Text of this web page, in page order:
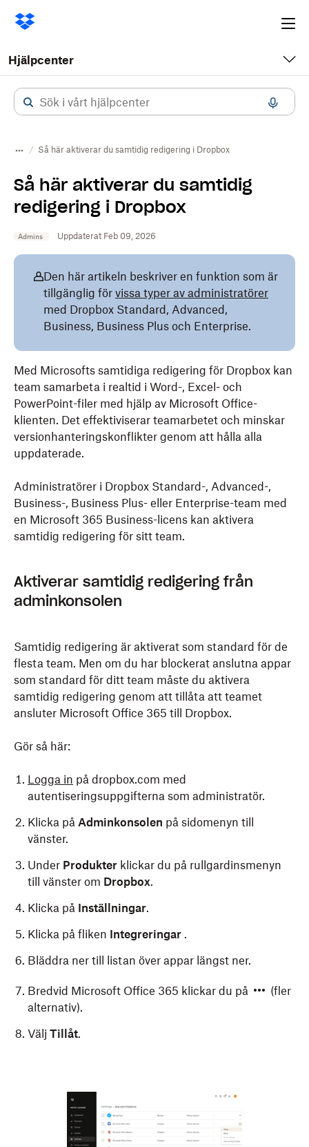
Hjälpcenter
Så här aktiverar du samtidig redigering i Dropbox
Så här aktiverar du samtidig
redigering i Dropbox
Admins Uppdaterat Feb 09, 2026
Den här artikeln beskriver en funktion som är
tillgänglig för vissa typer av administratörer
med Dropbox Standard, Advanced,
Business, Business Plus och Enterprise.
Med Microsofts samtidiga redigering för Dropbox kan
team samarbeta i realtid i Word-, Excel- och
PowerPoint-filer med hjälp av Microsoft Office-
klienten. Det effektiviserar teamarbetet och minskar
versionhanteringskonflikter genom att hålla alla
uppdaterade.
Administratörer i Dropbox Standard-, Advanced-,
Business-, Business Plus- eller Enterprise-team med
en Microsoft 365 Business-licens kan aktivera
samtidig redigering för sitt team.
Aktiverar samtidig redigering från
adminkonsolen
Samtidig redigering är aktiverat som standard för de
flesta team. Men om du har blockerat anslutna appar
som standard för ditt team måste du aktivera
samtidig redigering genom att tillåta att teamet
ansluter Microsoft Office 365 till Dropbox.
Gör så här:
Logga in på dropbox.com med
autentiseringsuppgifterna som administratör.
Klicka på Adminkonsolen på sidomenyn till
vänster.
Under Produkter klickar du på rullgardinsmenyn
till vänster om Dropbox.
Klicka på Inställningar.
Klicka på fliken Integreringar .
Bläddra ner till listan över appar längst ner.
Bredvid Microsoft Office 365 klickar du på
(fler
alternativ).
Välj Tillåt.